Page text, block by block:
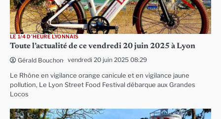
LE 1/4 D'HEURE LYONNAIS
Toute l’actualité de ce vendredi 20 juin 2025 à Lyon
Gérald Bouchon vendredi 20 juin 2025 08:29
Le Rhône en vigilance orange canicule et en vigilance jaune
pollution, Le Lyon Street Food Festival débarque aux Grandes
Locos